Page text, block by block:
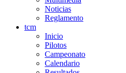
Noticias
Reglamento
tcm
Inicio
Pilotos
Campeonato
Calendario